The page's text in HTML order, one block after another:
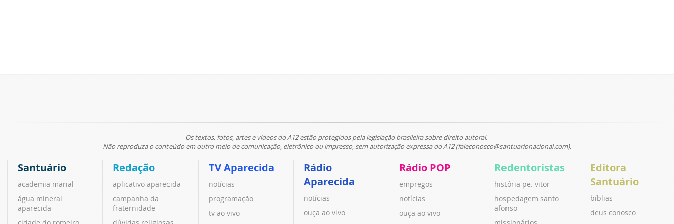
Os textos, fotos, artes e vídeos do A12 estão protegidos pela legislação brasileira sobre direito autoral.
Não reproduza o conteúdo em outro meio de comunicação, eletrônico ou impresso, sem autorização expressa do A12 (faleconosco@santuarionacional.com).
Santuário
academia marial
água mineral
aparecida
Redação
aplicativo aparecida
campanha da
fraternidade
TV Aparecida
notícias
programação
tv ao vivo
Rádio
Aparecida
notícias
ouça ao vivo
Rádio POP
empregos
notícias
ouça ao vivo
Redentoristas
história pe. vitor
hospedagem santo
afonso
Editora
Santuário
bíblias
deus conosco